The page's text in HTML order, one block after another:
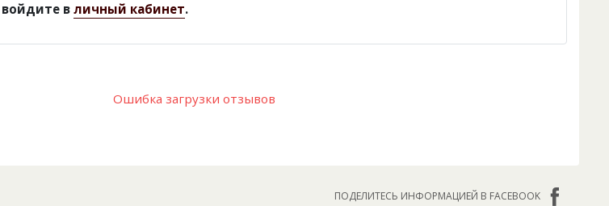
в личный кабинет.
Ошибка загрузки отзывов
ПОДЕЛИТЕСЬ ИНФОРМАЦИЕЙ В FACEBOOK